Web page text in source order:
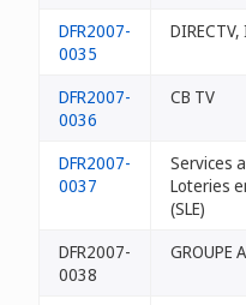
DFR2007-
0035
DIRECTV,
DFR2007-
0036
CB TV
DFR2007-
0037
Services
Loteries
(SLE)
DFR2007-
0038
GROUPE